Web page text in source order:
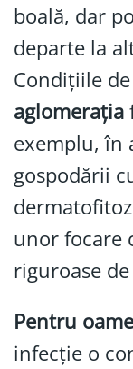
boală, dar
departe la
Condițiile de
aglomerația
exemplu, în
gospodării
unor focare
riguroase
Pentru
infecție o